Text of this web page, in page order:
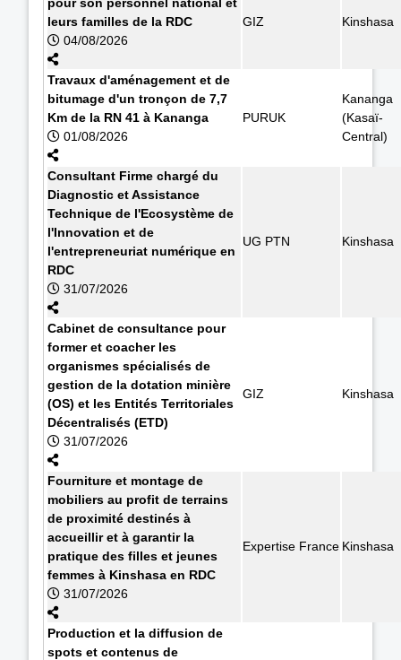
leurs familles de la RDC
04/08/2026
GIZ Kinshasa
Travaux d'aménagement et de
bitumage d'un tronçon de 7,7
Km de la RN 41 à Kananga
01/08/2026
PURUK
Kananga
(Kasaï-
Central)
Consultant Firme chargé du
Diagnostic et Assistance
Technique de l'Ecosystème de
l'Innovation et de
l'entrepreneuriat numérique en
RDC
31/07/2026
UG PTN Kinshasa
Cabinet de consultance pour
former et coacher les
organismes spécialisés de
gestion de la dotation minière
(OS) et les Entités Territoriales
Décentralisés (ETD)
31/07/2026
GIZ Kinshasa
Fourniture et montage de
mobiliers au profit de terrains
de proximité destinés à
accueillir et à garantir la
pratique des filles et jeunes
femmes à Kinshasa en RDC
31/07/2026
Expertise France Kinshasa
Production et la diffusion de
spots et contenus de